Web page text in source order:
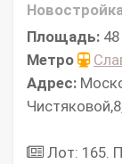
Площадь:
Метро
Адрес:
Лот: 165.